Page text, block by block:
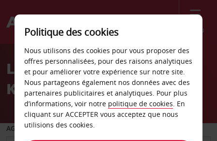
Menu
Welcome
AvisLocation de voiture
Karlstad
AGENCE DE DÉPART
Politique des cookies
Nous utilisons des cookies pour vous proposer des
offres personnalisées, pour des raisons analytiques
et pour améliorer votre expérience sur notre site.
Nous partageons également nos données avec des
partenaires publicitaires et analytiques. Pour plus
d’informations, voir notre politique de cookies. En
cliquant sur ACCEPTER vous acceptez que nous
utilisions des cookies.